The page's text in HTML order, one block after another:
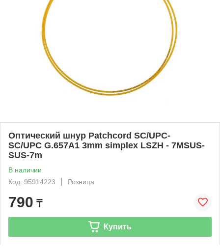
Оптический шнур Patchcord SC/UPC-
SC/UPC G.657A1 3mm simplex LSZH - 7MSUS-
SUS-7m
В наличии
Код: 95914223
Розница
790 ₸
Купить